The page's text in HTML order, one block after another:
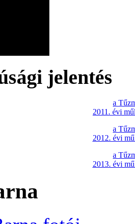
jelentés
a
2011. évi
a
2012. évi
a
2013. évi